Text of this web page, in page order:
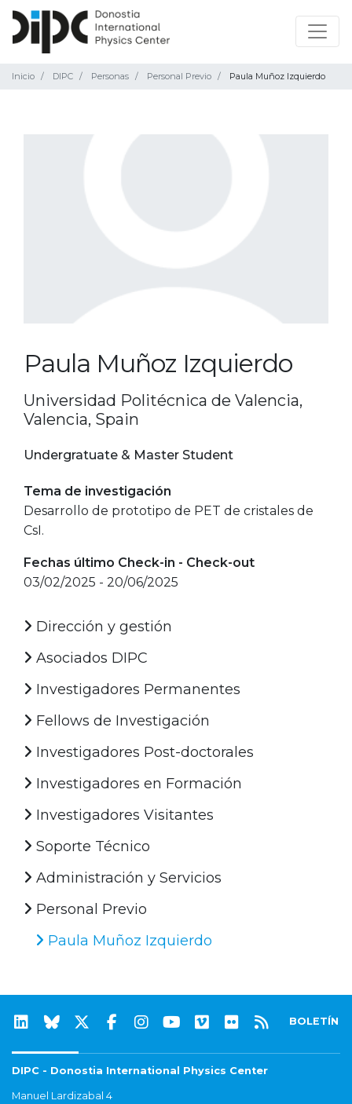
Inicio DIPC Personas Personal Previo Paula Muñoz Izquierdo
Paula Muñoz Izquierdo
Universidad Politécnica de Valencia,
Valencia, Spain
Undergratuate & Master Student
Tema de investigación
Desarrollo de prototipo de PET de cristales de
CsI.
Fechas último Check-in - Check-out
03/02/2025 - 20/06/2025
Dirección y gestión
Asociados DIPC
Investigadores Permanentes
Fellows de Investigación
Investigadores Post-doctorales
Investigadores en Formación
Investigadores Visitantes
Soporte Técnico
Administración y Servicios
Personal Previo
Paula Muñoz Izquierdo
BOLETÍN
DIPC - Donostia International Physics Center
Manuel Lardizabal 4